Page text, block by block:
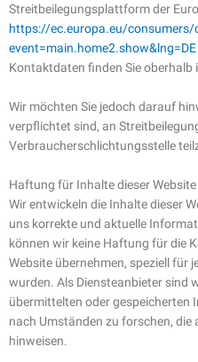
Streitbeilegungsplattform der
https://ec.europa.eu/
event=main.home2.show&lng=DE
Kontaktdaten finden Sie oberhalb
Wir möchten Sie jedoch darauf
verpflichtet sind, an
Verbraucherschlichtungsstelle
Haftung für Inhalte dieser Website
Wir entwickeln die Inhalte dieser
uns korrekte und aktuelle
können wir keine Haftung für die
Website übernehmen, speziell für
wurden. Als Diensteanbieter sind
übermittelten oder gespeicherten
nach Umständen zu forschen,
hinweisen.